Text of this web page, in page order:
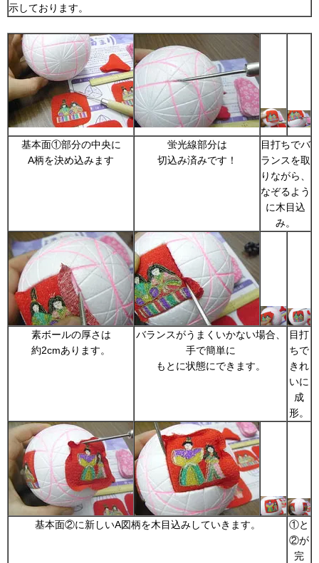
示しております。
基本面①部分の中央に
A柄を決め込みます
蛍光線部分は
切込み済みです！
目打ちでバ
ランスを取
りながら、
なぞるよう
に木目込
み。
素ボールの厚さは
約2cmあります。
バランスがうまくいかない場合、
手で簡単に
もとに状態にできます。
目打
ちで
きれ
いに
成
形。
基本面②に新しいA図柄を木目込みしていきます。
①と
②が
完